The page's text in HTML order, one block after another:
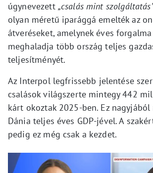
úgynevezett „csalás mint
olyan méretű iparággá emelték az
átveréseket, amelynek éves
meghaladja több ország teljes
teljesítményét.
Az Interpol legfrissebb jelentése
csalások világszerte mintegy 442
kárt okoztak 2025-ben. Ez nagyjából
Dánia teljes éves GDP-jével. A
pedig ez még csak a kezdet.